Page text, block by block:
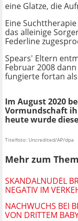
eine Glatze, die
Eine
das alleinige
Federline
Spears' Eltern
Februar 2008
fungierte fortan
Im August 2020
Vormundschaft
heute wurde
Titelfoto: Uncredited/AP/dpa
Mehr zum
SKANDALNUDEL
NEGATIV IM
NACHWUCHS BEI
VON DRITTEM